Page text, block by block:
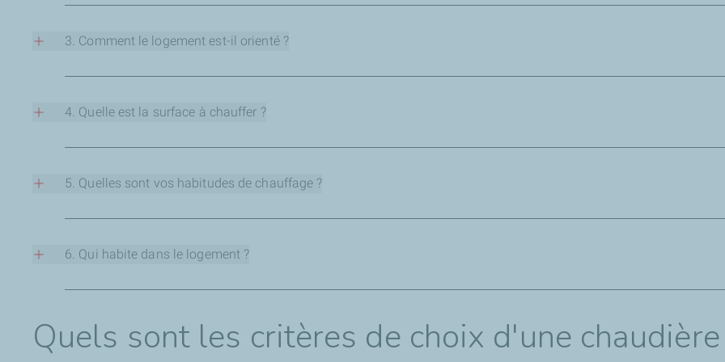
3. Comment le logement est-il orienté ?
Le soleil peut être un allié de poids pour vous aider à chauffer votre logement.Une orientation sud est ainsi idéale.
4. Quelle est la surface à chauffer ?
Plus elle est importante, plus votre chaudière devra être puissante. À vous de voir, par ailleurs, si vous décidez dechauffer
5. Quelles sont vos habitudes de chauffage ?
Êtes-vous frileux ? Appréciez-vous une pièce à 19 °C, ou vous faut-il impérativement 21 °C ? Vous pouvez, d’ailleurs,
6. Qui habite dans le logement ?
La présence d’un bébé, par exemple,peut vous inciter à chauffer davantage. À l’inverse, si personne n’occupe le
Quels sont les critères de choix d'une chaudière